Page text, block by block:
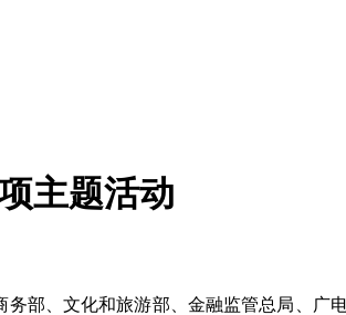
主题活动
部、文化和旅游部、金融监管总局、